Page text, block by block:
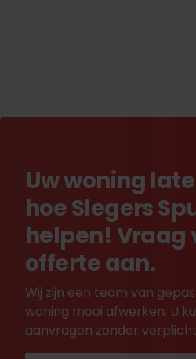
Uw woning
hoe Slegers
helpen! Vraag
offerte aan.
Wij zijn een team van
woning mooi afwerken. U
aanvragen zonder